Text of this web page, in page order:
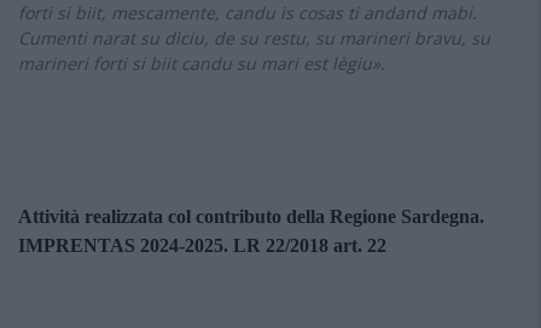
forti si biit, mescamente, candu is cosas ti andand mabi.
Cumenti narat su dìciu, de su restu, su marineri bravu, su
marineri forti si biit candu su mari est lègiu».
Attività realizzata col contributo della Regione Sardegna.
IMPRENTAS 2024-2025. LR 22/2018 art. 22